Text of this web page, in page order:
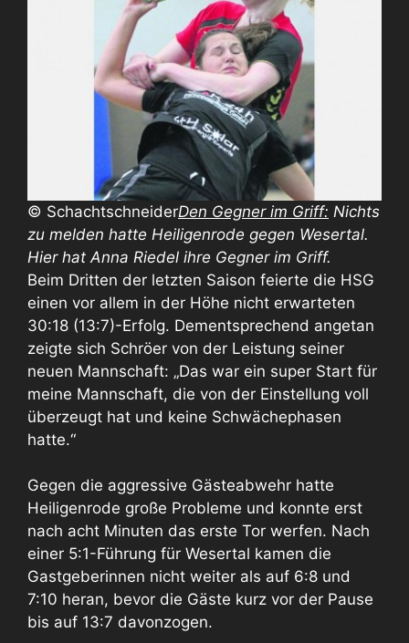
© SchachtschneiderDen Gegner im Griff: Nichts
zu melden hatte Heiligenrode gegen Wesertal.
Hier hat Anna Riedel ihre Gegner im Griff.
Beim Dritten der letzten Saison feierte die HSG
einen vor allem in der Höhe nicht erwarteten
30:18 (13:7)-Erfolg. Dementsprechend angetan
zeigte sich Schröer von der Leistung seiner
neuen Mannschaft: „Das war ein super Start für
meine Mannschaft, die von der Einstellung voll
überzeugt hat und keine Schwächephasen
hatte.“
Gegen die aggressive Gästeabwehr hatte
Heiligenrode große Probleme und konnte erst
nach acht Minuten das erste Tor werfen. Nach
einer 5:1-Führung für Wesertal kamen die
Gastgeberinnen nicht weiter als auf 6:8 und
7:10 heran, bevor die Gäste kurz vor der Pause
bis auf 13:7 davonzogen.